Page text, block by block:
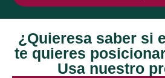
¿Quieresa saber si
te quieres
Usa nuestro